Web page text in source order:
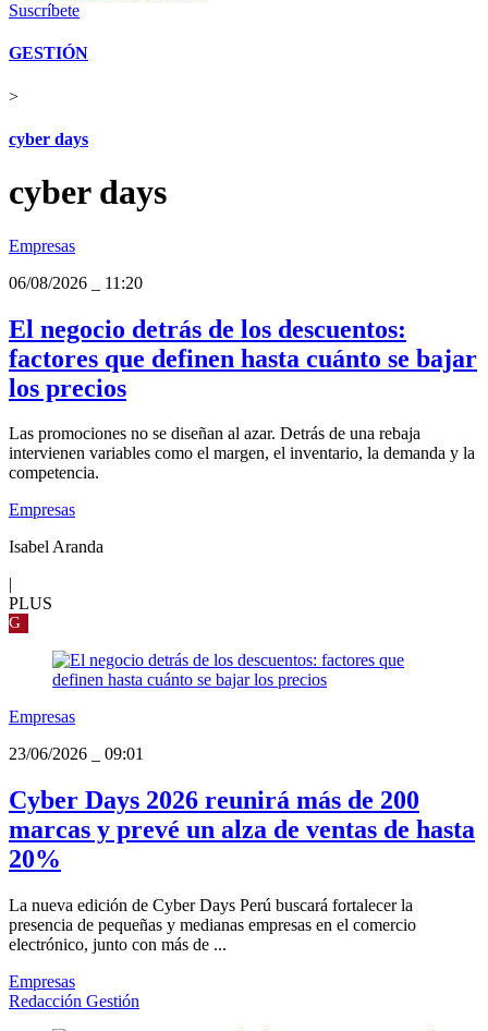
Suscríbete
GESTIÓN
>
cyber days
cyber days
Empresas
06/08/2026
11:20
El negocio detrás de los descuentos:
factores que definen hasta cuánto se bajar
los precios
Las promociones no se diseñan al azar. Detrás de una rebaja
intervienen variables como el margen, el inventario, la demanda y la
competencia.
Empresas
Isabel Aranda
PLUS
G
Empresas
23/06/2026
09:01
Cyber Days 2026 reunirá más de 200
marcas y prevé un alza de ventas de hasta
20%
La nueva edición de Cyber Days Perú buscará fortalecer la
presencia de pequeñas y medianas empresas en el comercio
electrónico, junto con más de ...
Empresas
Redacción Gestión